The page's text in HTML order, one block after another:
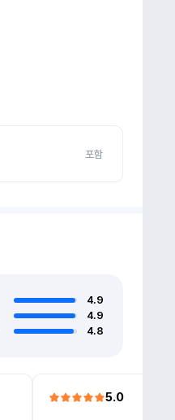
포함
4.9
4.9
4.8
5.0